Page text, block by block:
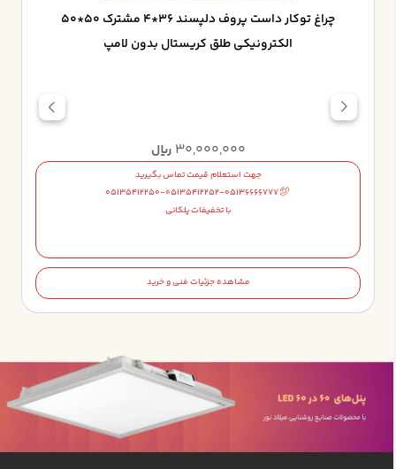
چراغ توکار داست پروف دلپسند 36*4 مشترک 50*50
الکترونيکي طلق کريستال بدون لامپ
30,000,000 ریال
جهت استعلام قیمت تماس بگیرید
05135412250-05135412252-05136666777
با تخفیفات پلکانی
مشاهده جزئیات فنی و خرید